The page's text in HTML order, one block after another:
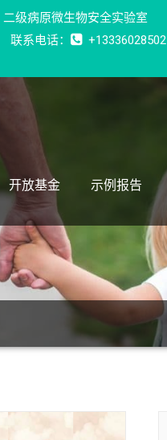
二级病原微生物安全实验室
联系电话： +13336028502
开放基金 示例报告